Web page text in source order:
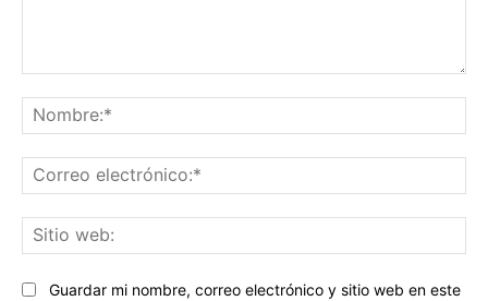
Guardar mi nombre, correo electrónico y sitio web en este